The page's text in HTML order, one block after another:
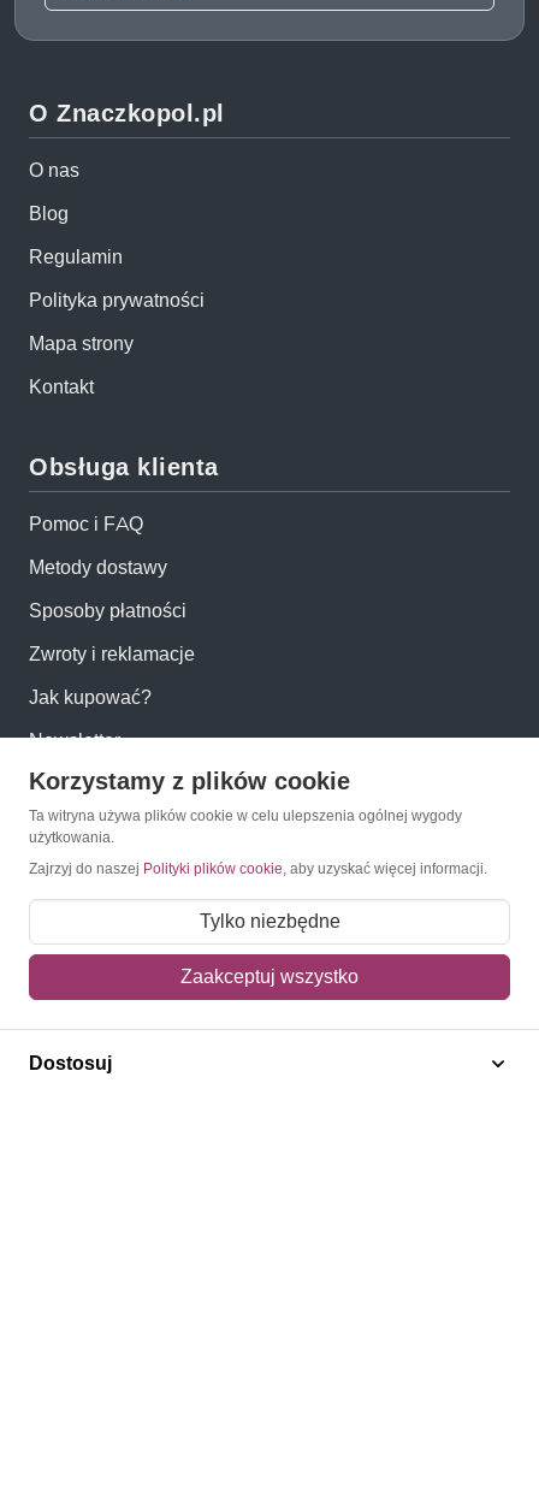
O Znaczkopol.pl
O nas
Blog
Regulamin
Polityka prywatności
Mapa strony
Kontakt
Obsługa klienta
Pomoc i FAQ
Metody dostawy
Sposoby płatności
Zwroty i reklamacje
Jak kupować?
Newsletter
Konto
Moje konto
Mój koszyk
Adres dostawy
Korzystamy z plików cookie
Ta witryna używa plików cookie w celu ulepszenia ogólnej wygody
użytkowania.
Zajrzyj do naszej Polityki plików cookie, aby uzyskać więcej informacji.
Tylko niezbędne
Zaakceptuj wszystko
Dostosuj